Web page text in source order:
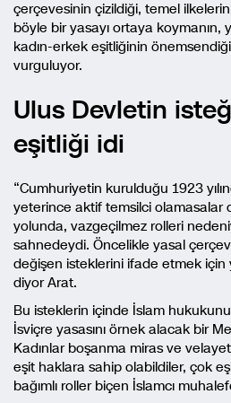
çerçevesinin çizildiği, temel
böyle bir yasayı ortaya koymanın,
kadın-erkek eşitliğinin
vurguluyor.
Ulus Devletin
eşitliği idi
“Cumhuriyetin kurulduğu 1923
yeterince aktif temsilci olamasalar
yolunda, vazgeçilmez rolleri
sahnedeydi. Öncelikle yasal
değişen isteklerini ifade etmek için
diyor Arat.
Bu isteklerin içinde İslam
İsviçre yasasını örnek alacak bir
Kadınlar boşanma miras ve
eşit haklara sahip olabildiler, çok
bağımlı roller biçen İslamcı